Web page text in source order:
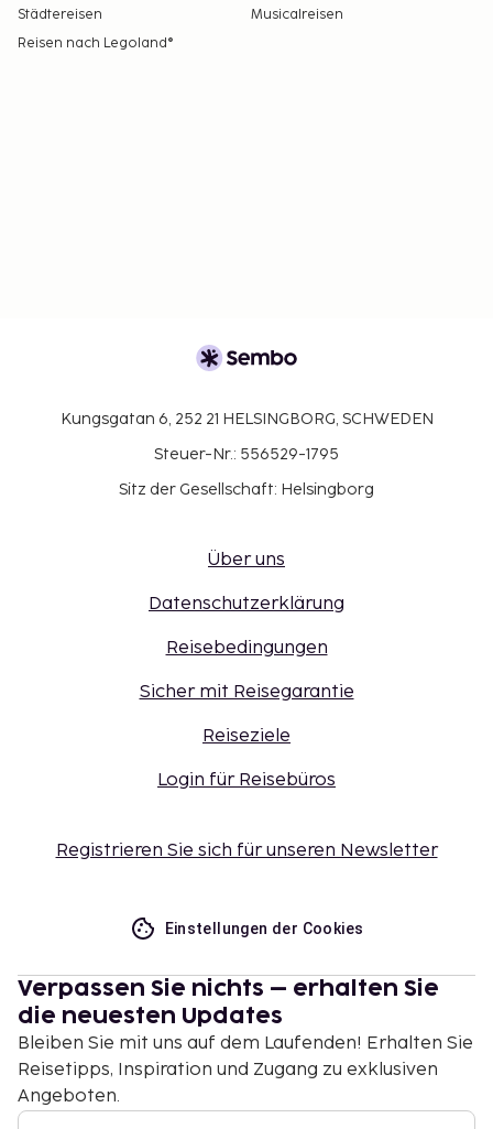
Städtereisen
Musicalreisen
Reisen nach Legoland®
Kungsgatan 6, 252 21 HELSINGBORG, SCHWEDEN
Steuer-Nr.: 556529-1795
Sitz der Gesellschaft: Helsingborg
Über uns
Datenschutzerklärung
Reisebedingungen
Sicher mit Reisegarantie
Reiseziele
Login für Reisebüros
Registrieren Sie sich für unseren Newsletter
Einstellungen der Cookies
Verpassen Sie nichts – erhalten Sie
die neuesten Updates
Bleiben Sie mit uns auf dem Laufenden! Erhalten Sie
Reisetipps, Inspiration und Zugang zu exklusiven
Angeboten.